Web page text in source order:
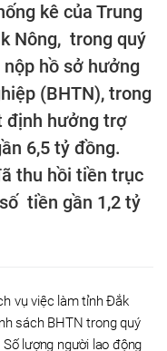
kê của Trung
Nông, trong quý
hồ sở hưởng
(BHTN), trong
định hưởng trợ
6,5 tỷ đồng.
thu hồi tiền trục
tiền gần 1,2 tỷ
vụ việc làm tỉnh Đắk
sách BHTN trong quý
lượng người lao động